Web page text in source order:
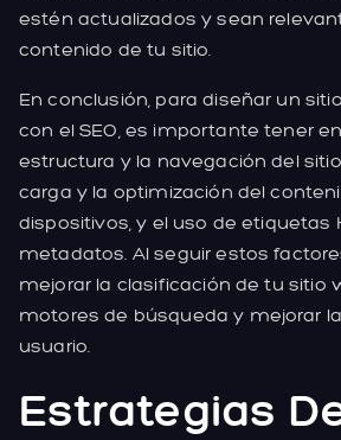
estén actualizados y sean
contenido de tu sitio.
En conclusión, para diseñar un
con el SEO, es importante tener
estructura y la navegación del
carga y la optimización del
dispositivos, y el uso de etiquetas
metadatos. Al seguir estos
mejorar la clasificación de tu sitio
motores de búsqueda y mejorar
usuario.
Estrategias